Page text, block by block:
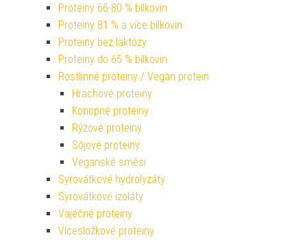
Proteiny 66-80 % bílkovin
Proteiny 81 % a více bílkovin
Proteiny bez laktózy
Proteiny do 65 % bílkovin
Rostlinné proteiny / Vegan protein
Hrachové proteiny
Konopné proteiny
Rýžové proteiny
Sójové proteiny
Veganské směsi
Syrovátkové hydrolyzáty
Syrovátkové izoláty
Vaječné proteiny
Vícesložkové proteiny